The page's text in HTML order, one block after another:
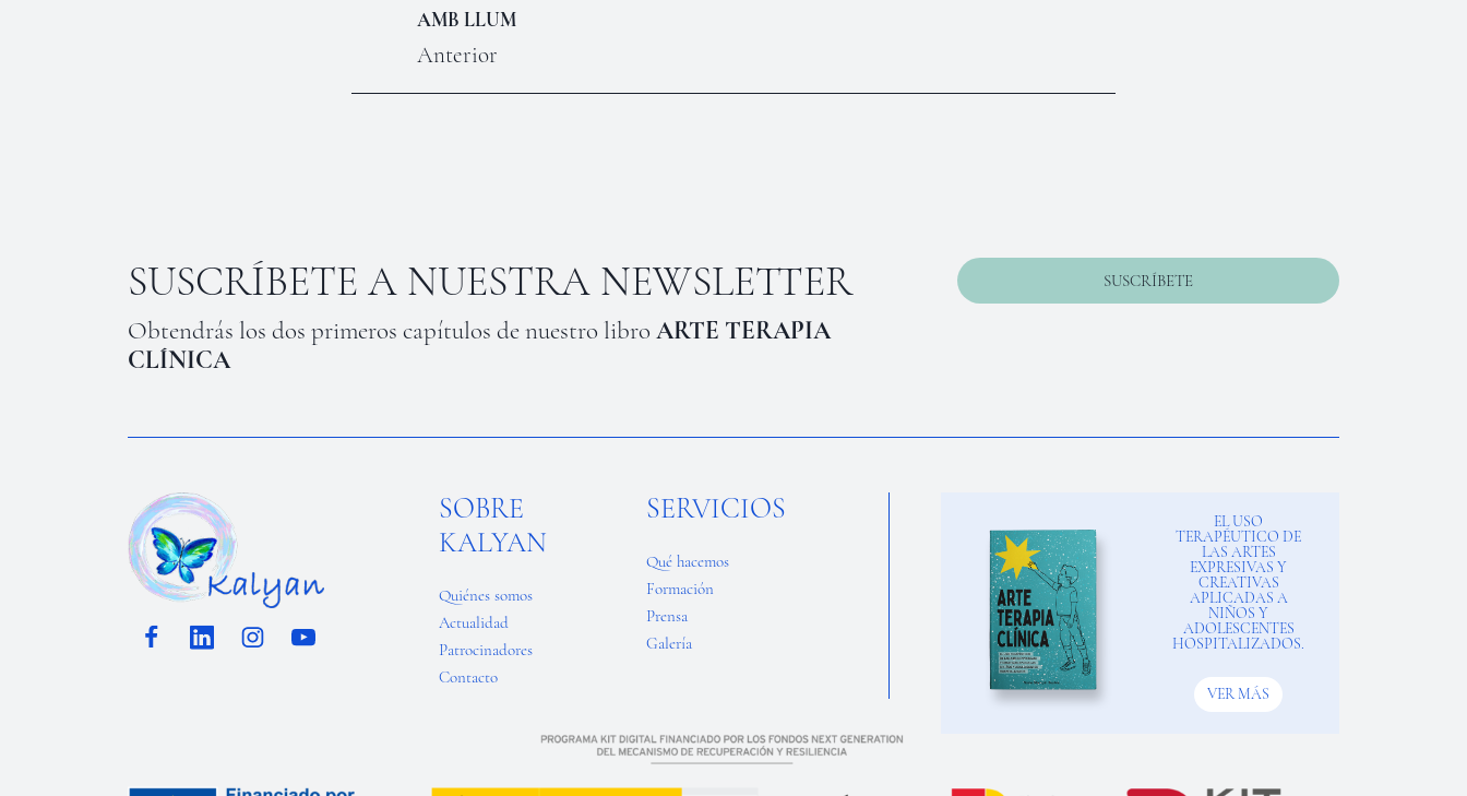
AMB LLUM
Anterior
SUSCRÍBETE A NUESTRA NEWSLETTER
Obtendrás los dos primeros capítulos de nuestro libro ARTE TERAPIA
CLÍNICA
SUSCRÍBETE
SOBRE
KALYAN
Quiénes somos
Actualidad
Patrocinadores
Contacto
SERVICIOS
Qué hacemos
Formación
Prensa
Galería
EL USO
TERAPÉUTICO DE
LAS ARTES
EXPRESIVAS Y
CREATIVAS
APLICADAS A
NIÑOS Y
ADOLESCENTES
HOSPITALIZADOS.
VER MÁS